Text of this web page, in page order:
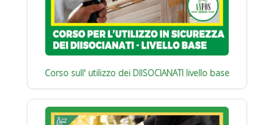
Corso sull' utilizzo dei DIISOCIANATI livello base